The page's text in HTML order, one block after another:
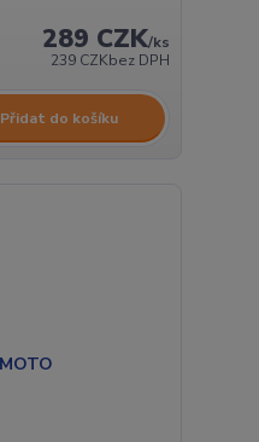
289 CZK/ks
239 CZKbez DPH
Přidat do košíku